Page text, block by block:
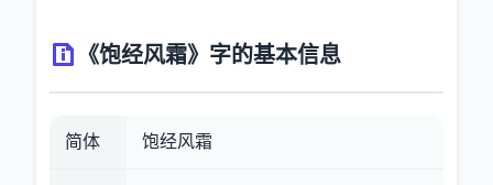
《饱经风霜》字的基本信息
简体 饱经风霜